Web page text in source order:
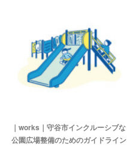
｜works｜守谷市インクルーシブな
公園広場整備のためのガイドライン